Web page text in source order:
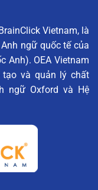
Vietnam, là
ngữ quốc tế của
Anh). OEA Vietnam
và quản lý chất
ngữ Oxford và Hệ